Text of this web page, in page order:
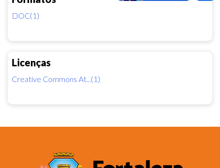
DOC(1)
Licenças
Creative Commons At...(1)